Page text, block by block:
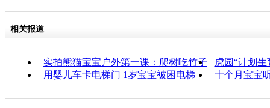
相关报道
实拍熊猫宝宝户外第一课：爬树吃竹子
虎园“计划
用婴儿车卡电梯门 1岁宝宝被困电梯
十个月宝宝